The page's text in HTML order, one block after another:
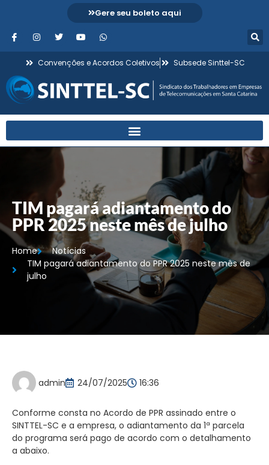
Gere seu boleto aqui
Convenções e Acordos Coletivos Subsede Sinttel-SC
TIM pagará adiantamento do
PPR 2025 neste mês de julho
Home
Notícias
TIM pagará adiantamento do PPR 2025 neste mês de
julho
admin 24/07/2025 16:36
Conforme consta no Acordo de PPR assinado entre o
SINTTEL-SC e a empresa, o adiantamento da 1ª parcela
do programa será pago de acordo com o detalhamento
a abaixo.